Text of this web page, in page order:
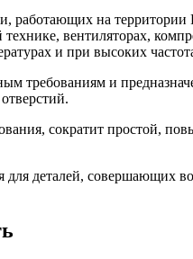
на
вентиляторах,
и при высоких
требованиям и
сократит простой,
деталей, совершающих